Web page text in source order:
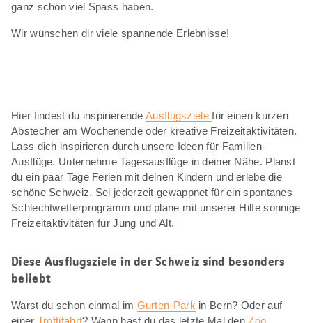
ganz schön viel Spass haben.
Wir wünschen dir viele spannende Erlebnisse!
Hier findest du inspirierendeAusflugszielefür einen kurzen
Abstecher am Wochenende oder kreative Freizeitaktivitäten.
Lass dich inspirieren durch unsere Ideen für Familien-
Ausflüge. Unternehme Tagesausflüge in deiner Nähe. Planst
du ein paar Tage Ferien mit deinen Kindern und erlebe die
schöne Schweiz. Sei jederzeit gewappnet für ein spontanes
Schlechtwetterprogramm und plane mit unserer Hilfe sonnige
Freizeitaktivitäten für Jung und Alt.
Diese Ausflugsziele in der Schweiz sind besonders
beliebt
Warst du schon einmal im Gurten-Park in Bern? Oder auf
einer Trottifahrt? Wann hast du das letzte Mal denZoo